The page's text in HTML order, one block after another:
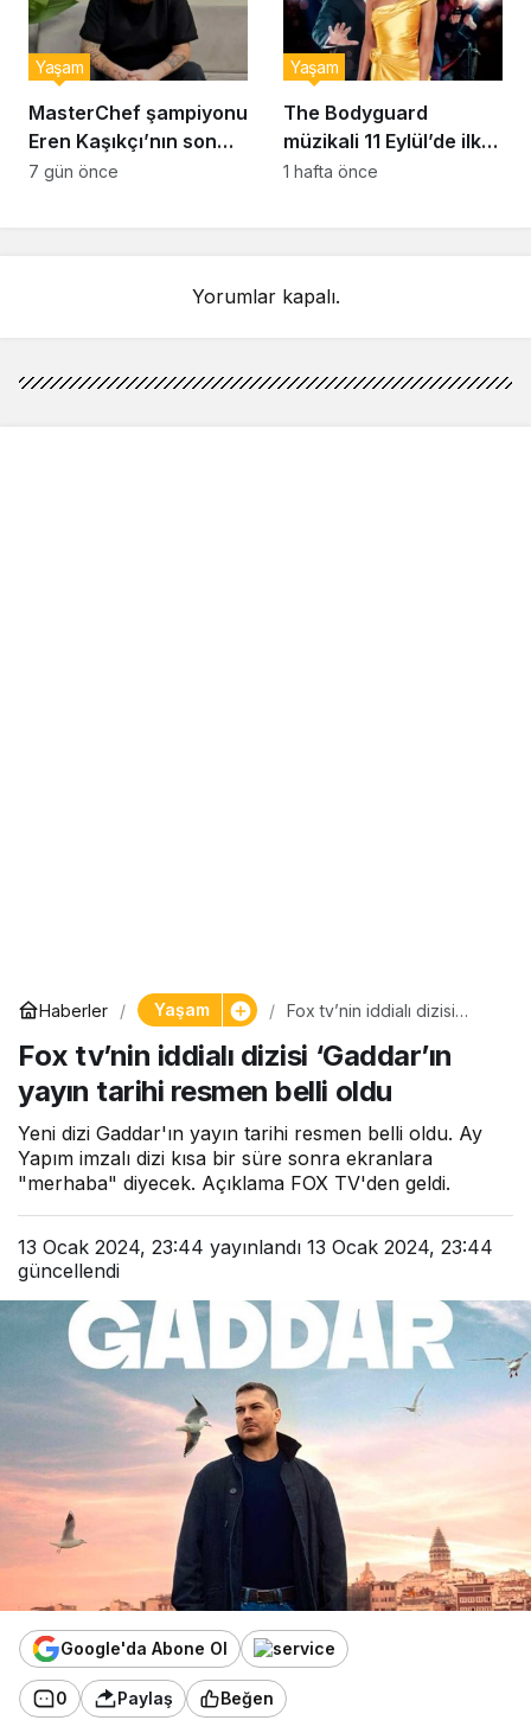
MasterChef şampiyonu
Eren Kaşıkçı’nın son
anlarındaki kahreden
Yaşam
7 gün önce
The Bodyguard
müzikali 11 Eylül’de ilk
kez Türkiye’de
Yaşam
1 hafta önce
Yorumlar kapalı.
Haberler Yaşam
Fox tv’nin iddialı dizisi
resmen belli oldu
Fox tv’nin iddialı dizisi ‘Gaddar’ın
yayın tarihi resmen belli oldu
Yeni dizi Gaddar'ın yayın tarihi resmen belli oldu. Ay
Yapım imzalı dizi kısa bir süre sonra ekranlara
"merhaba" diyecek. Açıklama FOX TV'den geldi.
13 Ocak 2024, 23:44 yayınlandı 13 Ocak 2024, 23:44
güncellendi
Google'da Abone Ol
0 Paylaş Beğen